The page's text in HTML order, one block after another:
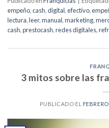
empeño,cash,digital,efectivo,
lectura,leer,manual,marketing,
cash,prestocash,redes digitales,
3 mitos sobre las
PUBLICADO EL